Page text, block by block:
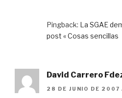
Pingback: La SGAE
post « Cosas sencillas
David Carrero
28 DE JUNIO DE 2007